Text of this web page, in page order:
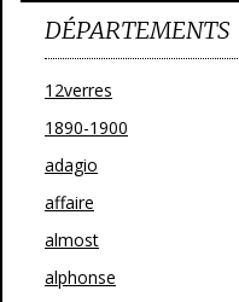
DÉPARTEMENTS
12verres
1890-1900
adagio
affaire
almost
alphonse